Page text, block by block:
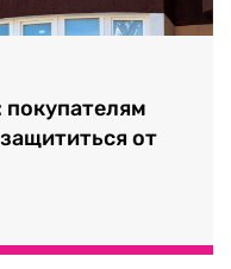
покупателям
от